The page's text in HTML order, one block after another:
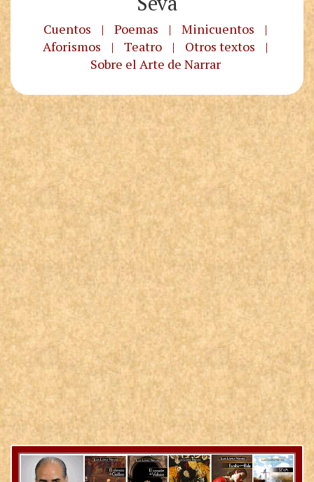
Cuentos | Poemas | Minicuentos
|
Aforismos
| Teatro | Otros textos
|
Sobre el Arte de Narrar